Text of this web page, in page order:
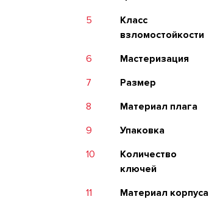
5
Класс
взломостойкости
6 Мастеризация
7
Размер
8
Материал плага
9
Упаковка
10
Количество
ключей
11 Материал корпуса